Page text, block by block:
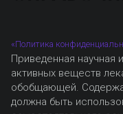
«Политика
Приведенная
активных веществ
обобщающей.
должна быть